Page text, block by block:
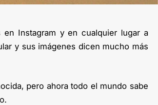
Instagram y en cualquier lugar a
y sus imágenes dicen mucho más
pero ahora todo el mundo sabe